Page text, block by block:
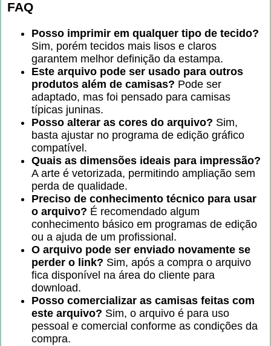
FAQ
Posso imprimir em qualquer tipo de tecido?
Sim, porém tecidos mais lisos e claros
garantem melhor definição da estampa.
Este arquivo pode ser usado para outros
produtos além de camisas? Pode ser
adaptado, mas foi pensado para camisas
típicas juninas.
Posso alterar as cores do arquivo? Sim,
basta ajustar no programa de edição gráfico
compatível.
Quais as dimensões ideais para impressão?
A arte é vetorizada, permitindo ampliação sem
perda de qualidade.
Preciso de conhecimento técnico para usar
o arquivo? É recomendado algum
conhecimento básico em programas de edição
ou a ajuda de um profissional.
O arquivo pode ser enviado novamente se
perder o link? Sim, após a compra o arquivo
fica disponível na área do cliente para
download.
Posso comercializar as camisas feitas com
este arquivo? Sim, o arquivo é para uso
pessoal e comercial conforme as condições da
compra.